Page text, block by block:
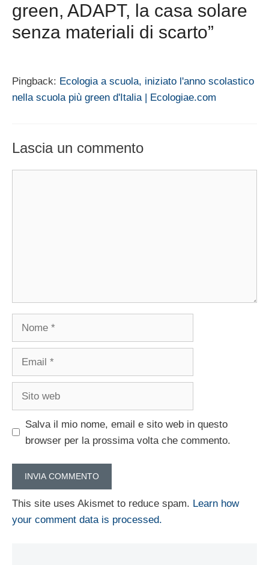
green, ADAPT, la casa solare
senza materiali di scarto”
Pingback: Ecologia a scuola, iniziato l'anno scolastico
nella scuola più green d'Italia | Ecologiae.com
Lascia un commento
Salva il mio nome, email e sito web in questo
browser per la prossima volta che commento.
This site uses Akismet to reduce spam. Learn how
your comment data is processed.